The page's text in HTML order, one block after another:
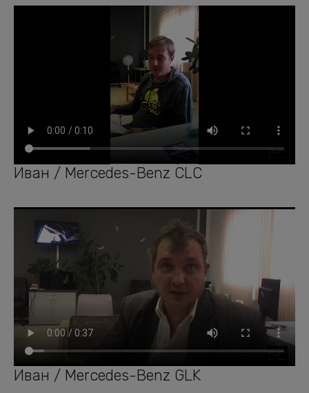
Иван / Mercedes-Benz CLC
Иван / Mercedes-Benz GLK